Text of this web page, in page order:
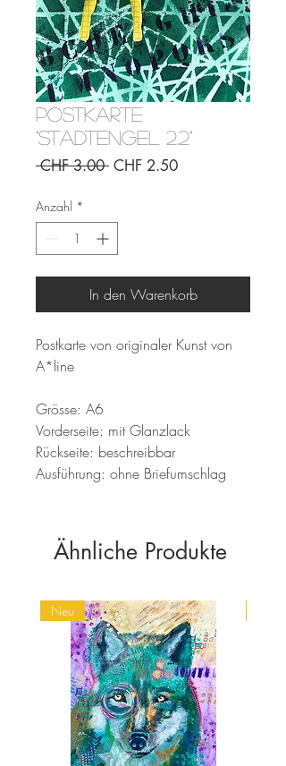
Postkarte
"Stadtengel 2.2"
CHF 3.00 Standardpreis
CHF 2.50Sale-
Anzahl *
In den Warenkorb
Postkarte von originaler Kunst von
A*line
Grösse: A6
Vorderseite: mit Glanzlack
Rückseite: beschreibbar
Ausführung: ohne Briefumschlag
Ähnliche Produkte
Neu